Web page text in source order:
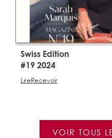
Swiss Edition
#19 2024
LireRecevoir
VOIR TOUS